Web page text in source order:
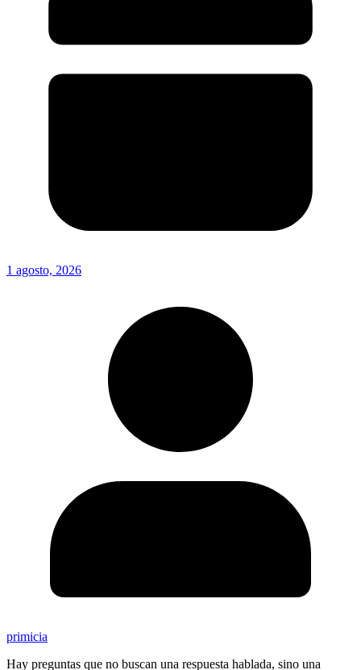
1 agosto, 2026
primicia
Hay preguntas que no buscan una respuesta hablada, sino una